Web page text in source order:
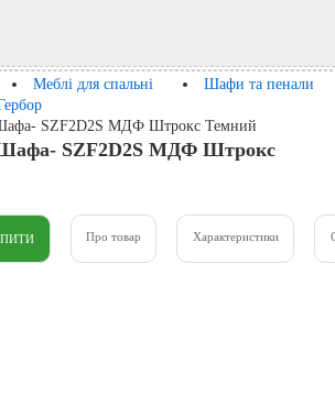
Меблі для спальні
Шафи та пенали
SZF2D2S МДФ Штрокс Темний
Шафа- SZF2D2S МДФ Штрокс
Про товар Характеристики